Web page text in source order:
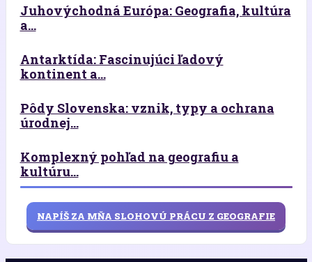
Juhovýchodná Európa: Geografia, kultúra
a...
Antarktída: Fascinujúci ľadový
kontinent a...
Pôdy Slovenska: vznik, typy a ochrana
úrodnej...
Komplexný pohľad na geografiu a
kultúru...
NAPÍŠ ZA MŇA SLOHOVÚ PRÁCU Z GEOGRAFIE